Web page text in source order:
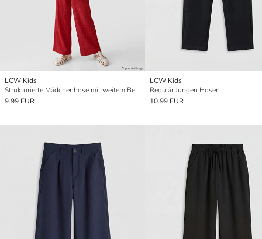
LCW Kids
Strukturierte Mädchenhose mit weitem Bein
9.99 EUR
LCW Kids
Regulär Jungen Hosen
10.99 EUR